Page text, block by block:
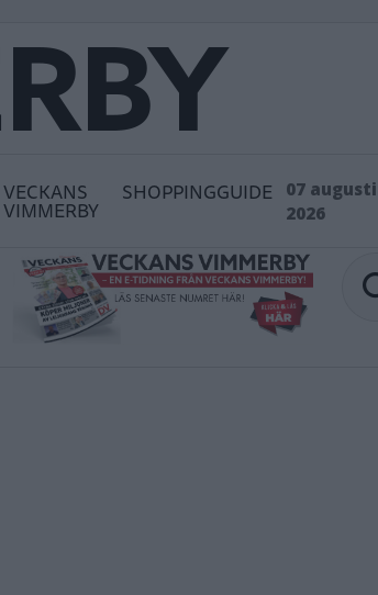
VECKANS
VIMMERBY
SHOPPINGGUIDE
07 augusti
2026